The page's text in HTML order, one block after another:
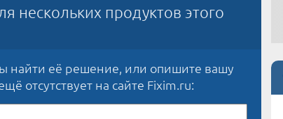
нескольких продуктов этого
найти её решение, или опишите вашу
отсутствует на сайте Fixim.ru: